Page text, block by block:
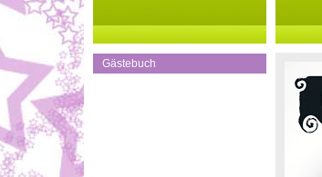
Gästebuch